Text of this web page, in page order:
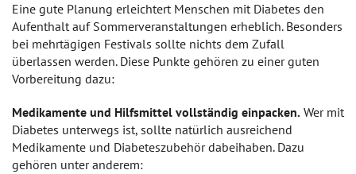
Eine gute Planung erleichtert Menschen mit Diabetes den
Aufenthalt auf Sommerveranstaltungen erheblich. Besonders
bei mehrtägigen Festivals sollte nichts dem Zufall
überlassen werden. Diese Punkte gehören zu einer guten
Vorbereitung dazu:
Medikamente und Hilfsmittel vollständig einpacken. Wer mit
Diabetes unterwegs ist, sollte natürlich ausreichend
Medikamente und Diabeteszubehör dabeihaben. Dazu
gehören unter anderem: